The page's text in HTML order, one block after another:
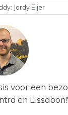
Jordy Eijer
voor een
en